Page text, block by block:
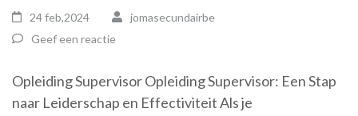
24 feb,2024
jomasecundairbe
Geef een reactie
Opleiding Supervisor Opleiding Supervisor: Een Stap
naar Leiderschap en Effectiviteit Als je